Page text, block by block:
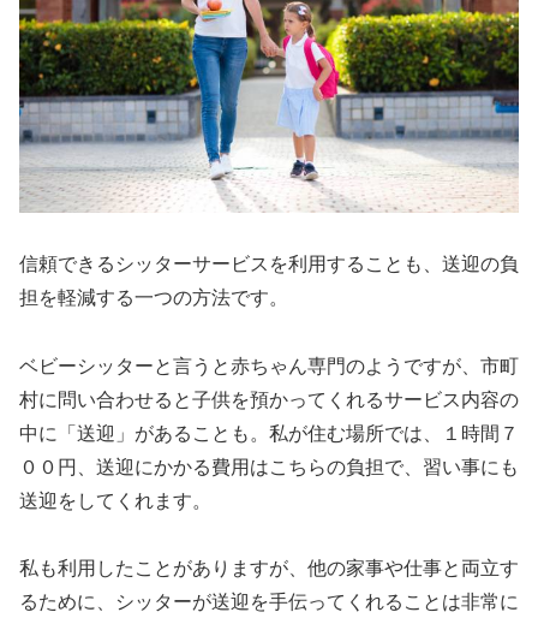
信頼できるシッターサービスを利用することも、送迎の負
担を軽減する一つの方法です。
ベビーシッターと言うと赤ちゃん専門のようですが、市町
村に問い合わせると子供を預かってくれるサービス内容の
中に「送迎」があることも。私が住む場所では、１時間７
００円、送迎にかかる費用はこちらの負担で、習い事にも
送迎をしてくれます。
私も利用したことがありますが、他の家事や仕事と両立す
るために、シッターが送迎を手伝ってくれることは非常に